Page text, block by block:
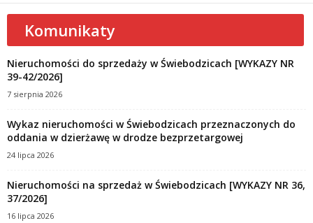
Komunikaty
Nieruchomości do sprzedaży w Świebodzicach [WYKAZY NR
39-42/2026]
7 sierpnia 2026
Wykaz nieruchomości w Świebodzicach przeznaczonych do
oddania w dzierżawę w drodze bezprzetargowej
24 lipca 2026
Nieruchomości na sprzedaż w Świebodzicach [WYKAZY NR 36,
37/2026]
16 lipca 2026